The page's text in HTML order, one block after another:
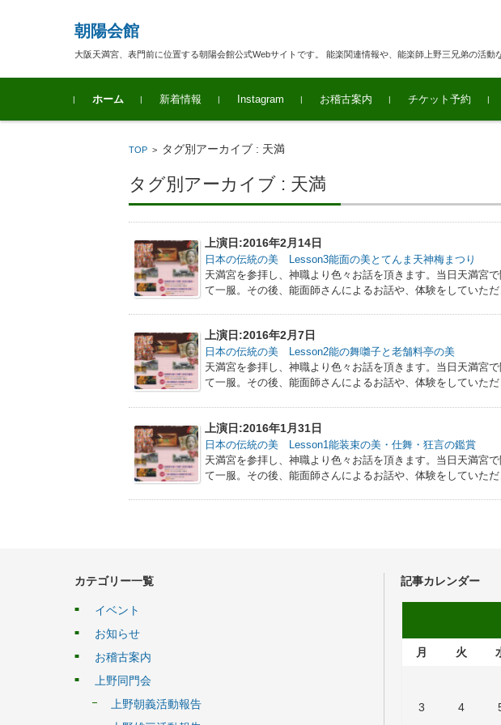
朝陽会館
大阪天満宮、表門前に位置する朝陽会館公式Webサイトです。 能楽関連情報や、能楽師上野三兄弟の活動
コンテンツに移動
ホーム
新着情報 Instagram お稽古案内 チケット予約
TOP > タグ別アーカイブ : 天満
タグ別アーカイブ : 天満
上演日:2016年2月14日
日本の伝統の美 Lesson3能面の美とてんま天神梅まつり
天満宮を参拝し、神職より色々お話を頂きます。当日天満宮
て一服。その後、能面師さんによるお話や、体験をしていた
上演日:2016年2月7日
日本の伝統の美 Lesson2能の舞囃子と老舗料亭の美
天満宮を参拝し、神職より色々お話を頂きます。当日天満宮
て一服。その後、能面師さんによるお話や、体験をしていた
上演日:2016年1月31日
日本の伝統の美 Lesson1能装束の美・仕舞・狂言の鑑賞
天満宮を参拝し、神職より色々お話を頂きます。当日天満宮
て一服。その後、能面師さんによるお話や、体験をしていた
カテゴリー一覧
イベント
お知らせ
お稽古案内
上野同門会
上野朝義活動報告
記事カレンダー
月 火
3 4